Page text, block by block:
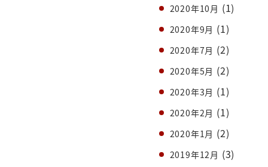
2020年10月 (1)
2020年9月 (1)
2020年7月 (2)
2020年5月 (2)
2020年3月 (1)
2020年2月 (1)
2020年1月 (2)
2019年12月 (3)